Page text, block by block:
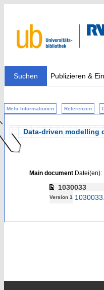
Suchen Publizieren &
Mehr Informationen Referenzen
Data-driven modelling
Main documentDatei(en):
1030033
Version 1